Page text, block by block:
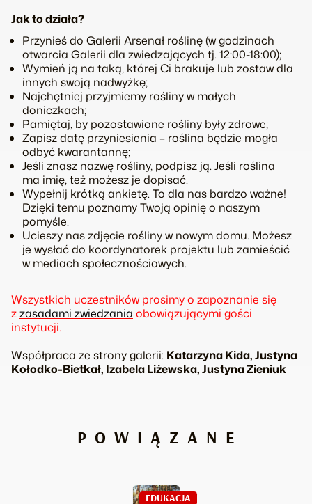
Jak to działa?
Przynieś do Galerii Arsenał roślinę (w godzinach
otwarcia Galerii dla zwiedzających tj. 12:00-18:00);
Wymień ją na taką, której Ci brakuje lub zostaw dla
innych swoją nadwyżkę;
Najchętniej przyjmiemy rośliny w małych
doniczkach;
Pamiętaj, by pozostawione rośliny były zdrowe;
Zapisz datę przyniesienia – roślina będzie mogła
odbyć kwarantannę;
Jeśli znasz nazwę rośliny, podpisz ją. Jeśli roślina
ma imię, też możesz je dopisać.
Wypełnij krótką ankietę. To dla nas bardzo ważne!
Dzięki temu poznamy Twoją opinię o naszym
pomyśle.
Ucieszy nas zdjęcie rośliny w nowym domu. Możesz
je wysłać do koordynatorek projektu lub zamieścić
w mediach społecznościowych.
Wszystkich uczestników prosimy o zapoznanie się
zzasadami zwiedzania obowiązującymi gości
instytucji.
Współpraca ze strony galerii: Katarzyna Kida, Justyna
Kołodko-Bietkał, Izabela Liżewska, Justyna Zieniuk
POWIĄZANE
EDUKACJA